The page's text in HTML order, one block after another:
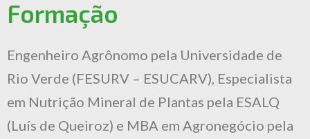
Formação
Engenheiro Agrônomo pela Universidade de
Rio Verde (FESURV – ESUCARV), Especialista
em Nutrição Mineral de Plantas pela ESALQ
(Luís de Queiroz) e MBA em Agronegócio pela